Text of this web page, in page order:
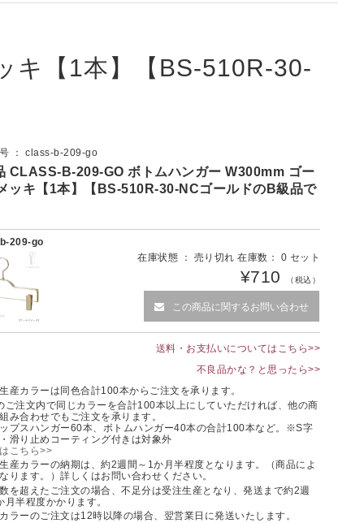
キ【1本】【BS-510R-30-
： class-b-209-go
CLASS-B-209-GO ボトムハンガー W300mm ゴー
ッキ【1本】【BS-510R-30-NCゴールドのB級品で
209-go
在庫状態 ： 売り切れ 在庫数： 0 セット
¥710 （税込）
この商品に関するお問い合わせ
送料・お支払いについてはこちら>>
不良品かな？と思ったら>>
産カラーは同色合計100本からご注文を承ります。
注文内で同じカラーを合計100本以上にしていただければ、他の商
み合わせでもご注文を承ります。
プスハンガー60本、ボトムハンガー40本の合計100本など。※S字
滑り止めコーティング付きは対象外
こちら>>
産カラーの納期は、約2週間～1か月半程度となります。（商品によ
ります。）詳しくはお問い合わせください。
を超えたご注文の場合、不足分は受注生産となり、発送まで約2週
月半程度かかります。
ラーのご注文は12時以降の場合、翌営業日に発送いたします。